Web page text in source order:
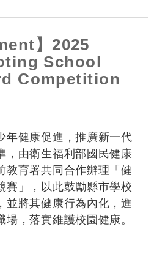
】2025
School
Competition
年健康促進，推廣新一代
，由衛生福利部國民健康
教育署共同合作辦理「健
賽」，以此鼓勵縣市學校
並將其健康行為內化，進
，落實維護校園健康。